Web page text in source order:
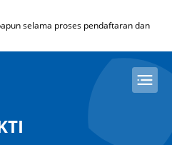
selama proses pendaftaran dan